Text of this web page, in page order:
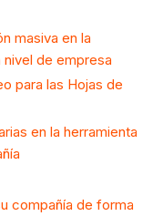
masiva en la
de empresa
para las Hojas de
en la herramienta
compañía de forma